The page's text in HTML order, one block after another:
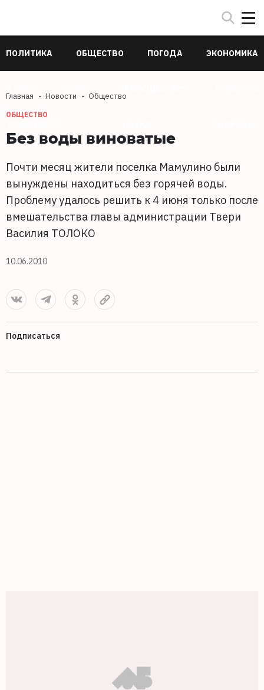
ПОЛИТИКА ОБЩЕСТВО ПОГОДА ЭКОНОМИКА
Главная Новости Общество
ОБЩЕСТВО
Без воды виноватые
Почти месяц жители поселка Мамулино были
вынуждены находиться без горячей воды.
Проблему удалось решить к 4 июня только после
вмешательства главы администрации Твери
Василия ТОЛОКО
10.06.2010
Подписаться